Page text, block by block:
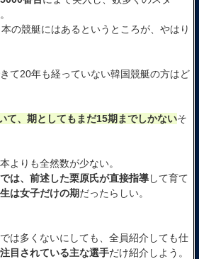
の競艇にはあるというところが、やはり
て20年も経っていない韓国競艇の方はど
て、期としてもまだ15期までしかないそ
よりも全然数が少ない。
は、前述した栗原氏が直接指導して育て
は女子だけの期だったらしい。
は多くないにしても、全員紹介しても仕
目されている主な選手だけ紹介しよう。